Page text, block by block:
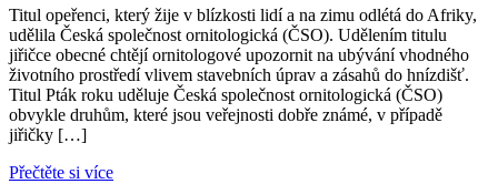
Titul opeřenci, který žije v blízkosti lidí a na zimu odlétá do Afriky,
udělila Česká společnost ornitologická (ČSO). Udělením titulu
jiřičce obecné chtějí ornitologové upozornit na ubývání vhodného
životního prostředí vlivem stavebních úprav a zásahů do hnízdišť.
Titul Pták roku uděluje Česká společnost ornitologická (ČSO)
obvykle druhům, které jsou veřejnosti dobře známé, v případě
jiřičky […]
Přečtěte si více